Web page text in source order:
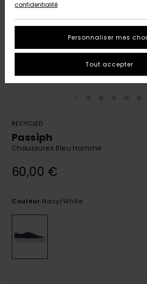
RECYCLED
Passiph
Chaussures Bleu Homme
60,00 €
Couleur Navy/white
confidentialité
Personnaliser mes
Tout accepter